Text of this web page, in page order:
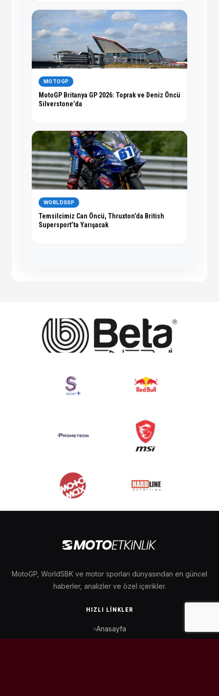
MOTOGP
MotoGP Britanya GP 2026: Toprak ve Deniz Öncü
Silverstone’da
WORLDSSP
Temsilcimiz Can Öncü, Thruxton’da British
Supersport’ta Yarışacak
MotoGP, WorldSBK ve motor sporları dünyasından en güncel
haberler, analizler ve özel içerikler.
HIZLI LINKLER
Anasayfa